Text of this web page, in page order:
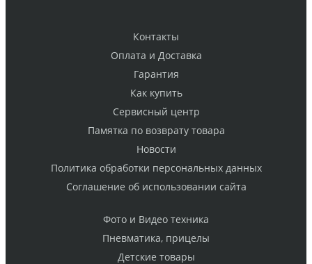
Контакты
Оплата и Доставка
Гарантия
Как купить
Cервисный центр
Памятка по возврату товара
Новости
Политика обработки персональных данных
Cоглашение об использовании сайта
Фото и Видео техника
Пневматика, прицелы
Детские товары